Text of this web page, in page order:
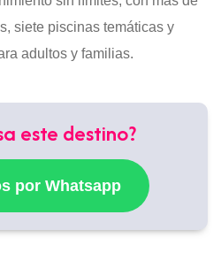
siete piscinas temáticas y
adultos y familias.
este destino?
por Whatsapp